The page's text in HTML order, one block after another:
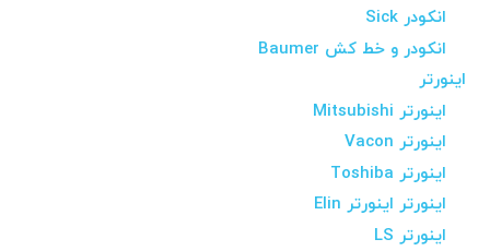
انکودر Sick
انکودر و خط کش Baumer
اینورتر
اینورتر Mitsubishi
اینورتر Vacon
اینورتر Toshiba
اینورتر اینورتر Elin
اینورتر LS